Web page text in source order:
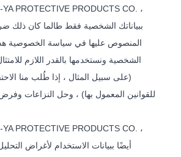
المنصوص عليها في سياسة الخصوصية
الشخصية ونستخدمها بالقدر اللازم للامتثال
(على سبيل المثال ، إذا طُلب منا
للقوانين المعمول بها) ، وحل النزاعات وفرض